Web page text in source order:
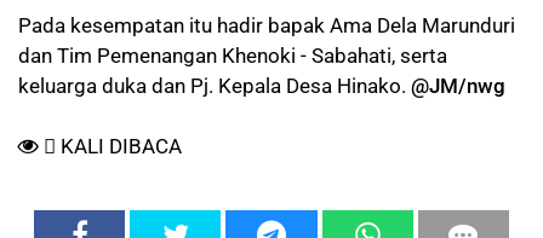
Pada kesempatan itu hadir bapak Ama Dela Marunduri
dan Tim Pemenangan Khenoki - Sabahati, serta
keluarga duka dan Pj. Kepala Desa Hinako. @JM/nwg
KALI DIBACA